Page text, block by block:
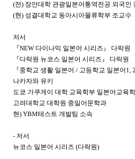
(전) 장안대학 관광일본어통역전공 외국인
(현) 성결대학교 동아시아물류학부 조교수
저서
『NEW 다이나믹 일본어 시리즈』 다락원
『다락원 뉴코스 일본어 시리즈』 다락원
『중학교 생활 일본어 / 고등학교 일본어1,
나카자와 유키
도쿄 가쿠게이 대학 교육학부 일본어교육
고려대학교 대학원 중일어문학과
현) YBM테스트 개발팀 소속
- 저서
뉴코스 일본어 시리즈 (다락원)